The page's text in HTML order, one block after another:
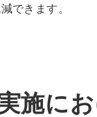
できます。
施に